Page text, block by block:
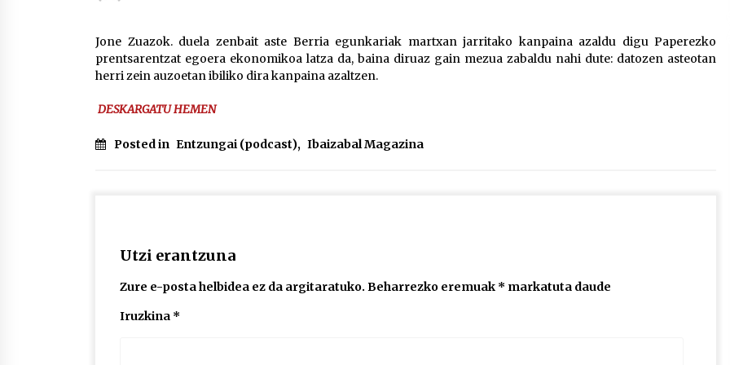
POTTO: San Pedro jaietako bertso-
saioa
Larunbatean Plentziako Itsas
Auritz Iñurrietaren margoak
ikusgai Uribitarte40 aretoan
Jone Zuazok. duela zenbait aste Berria egunkariak martxan jarritako kanpaina azaldu digu Paperezko
prentsarentzat egoera ekonomikoa latza da, baina diruaz gain mezua zabaldu nahi dute: datozen asteotan
herri zein auzoetan ibiliko dira kanpaina azaltzen.
DESKARGATU HEMEN
Posted in Entzungai (podcast), Ibaizabal Magazina
Utzi erantzuna
Zure e-posta helbidea ez da argitaratuko. Beharrezko eremuak * markatuta daude
Iruzkina *